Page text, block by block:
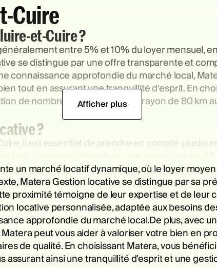
Cuire
et-Cuire ?
entre 5% et 10% du loyer mensuel,
se distingue par une offre transparente et
connaissance approfondie du marché local,
tout en assurant une tranquillité d'esprit. En
de nombreux clients dans un rayon de 80 km
?
il est essentiel de prendre en compte
tant que propriétaire. Avec une population de 43
un marché locatif dynamique, où le loyer moyen
Matera Gestion locative se distingue par sa
proximité témoigne de leur expertise et de leur
locative personnalisée, adaptée aux besoins
approfondie du marché local.De plus, avec
peut vous aider à valoriser votre bien en
de qualité. En choisissant Matera, vous
ainsi une tranquillité d'esprit et une
Afficher plus